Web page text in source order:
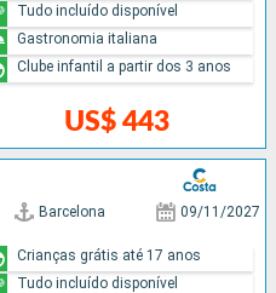
US$ 443
Tudo incluído disponível
Gastronomia italiana
Clube infantil a partir dos 3 anos
Barcelona 09/11/2027
Crianças grátis até 17 anos
Tudo incluído disponível